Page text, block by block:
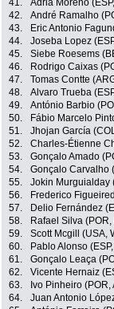
41.
Adrià Moreno
42.
André Ramalho
43.
Eric Antonio
44.
Joseba Lopez
45.
Siebe Roesems
46.
Rodrigo Caixas
47.
Tomas Contte
48.
Alvaro Trueba
49.
António Barbio
50.
Fábio Marcelo
51.
Jhojan García
52.
Charles-Étienne
53.
Gonçalo Amado
54.
Gonçalo Carvalho
55.
Jokin Murguialday
56.
Frederico
57.
Delio Fernández
58.
Rafael Silva
59.
Scott Mcgill (USA,
60.
Pablo Alonso
61.
Gonçalo Leaça
62.
Vicente Hernaiz
63.
Ivo Pinheiro
64.
Juan Antonio